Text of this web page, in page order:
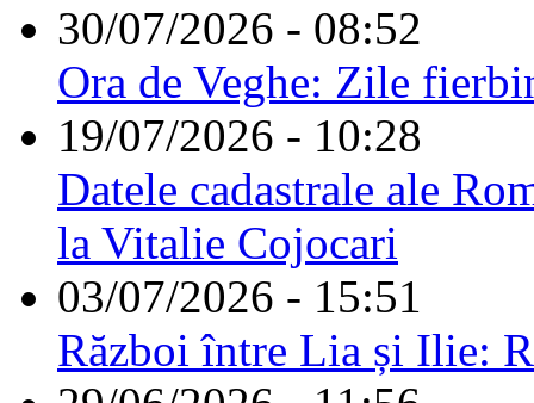
30/07/2026 - 08:52
Ora de Veghe: Zile
19/07/2026 - 10:28
Datele cadastrale ale
la Vitalie Cojocari
03/07/2026 - 15:51
Război între Lia și Ilie: